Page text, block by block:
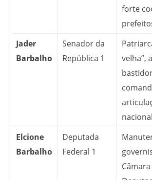
forte
Jader
Barbalho
Senador da
República 1
velha”,
Elcione
Barbalho
Deputada
Federal 1